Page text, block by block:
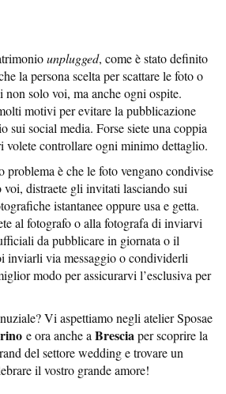
unplugged, come è stato definito
la persona scelta per scattare le foto o
solo voi, ma anche ogni ospite.
motivi per evitare la pubblicazione
sui social media. Forse siete una coppia
volete controllare ogni minimo dettaglio.
problema è che le foto vengano condivise
voi, distraete gli invitati lasciando sui
istantanee oppure usa e getta.
al fotografo o alla fotografa di inviarvi
da pubblicare in giornata o il
inviarli via messaggio o condividerli
modo per assicurarvi l’esclusiva per
Vi aspettiamo negli atelier Sposae
e ora anche aBresciaper scoprire la
del settore wedding e trovare un
il vostro grande amore!